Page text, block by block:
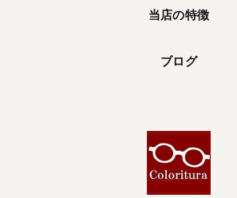
当店の特徴
ブログ